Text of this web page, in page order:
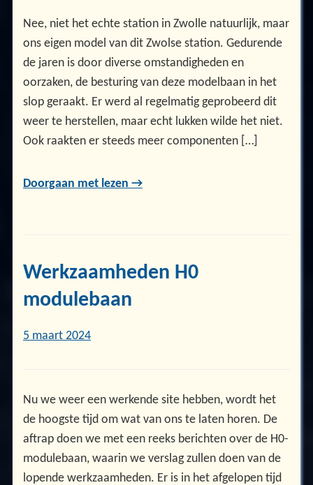
Nee, niet het echte station in Zwolle natuurlijk, maar
ons eigen model van dit Zwolse station. Gedurende
de jaren is door diverse omstandigheden en
oorzaken, de besturing van deze modelbaan in het
slop geraakt. Er werd al regelmatig geprobeerd dit
weer te herstellen, maar echt lukken wilde het niet.
Ook raakten er steeds meer componenten […]
Doorgaan met lezen →
Werkzaamheden H0
modulebaan
5 maart 2024
Nu we weer een werkende site hebben, wordt het
de hoogste tijd om wat van ons te laten horen. De
aftrap doen we met een reeks berichten over de H0-
modulebaan, waarin we verslag zullen doen van de
lopende werkzaamheden. Er is in het afgelopen tijd